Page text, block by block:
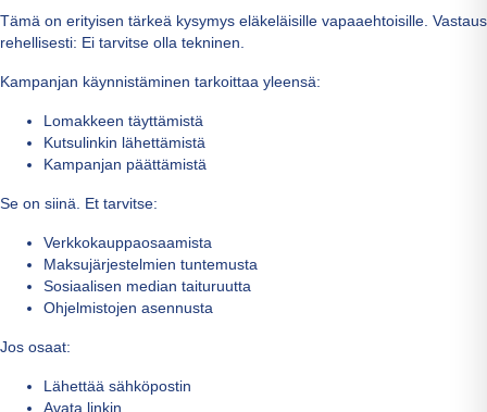
Tämä on erityisen tärkeä kysymys eläkeläisille vapaaehtoisille. Vastaus
rehellisesti: Ei tarvitse olla tekninen.
Kampanjan käynnistäminen tarkoittaa yleensä:
Lomakkeen täyttämistä
Kutsulinkin lähettämistä
Kampanjan päättämistä
Se on siinä. Et tarvitse:
Verkkokauppaosaamista
Maksujärjestelmien tuntemusta
Sosiaalisen median taituruutta
Ohjelmistojen asennusta
Jos osaat:
Lähettää sähköpostin
Avata linkin